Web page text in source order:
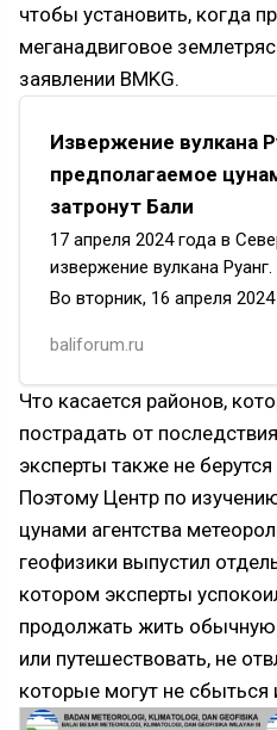
чтобы установить, когда
меганадвиговое
заявлении BMKG.
Извержение вулкана
предполагаемое
затронут Бали
17 апреля 2024 года в
извержение вулкана Руанг.
Во вторник, 16 апреля
геологических катастроф
Руанг был повышен до II
до III-IV уровня.
baliforum.ru
Что касается районов,
пострадать от
эксперты также не
Поэтому Центр по
цунами агентства
геофизики выпустил
котором эксперты
продолжать жить обычную
или путешествовать, не
которые могут не